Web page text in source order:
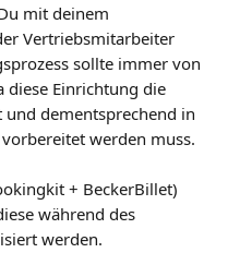
mit deinem
Vertriebsmitarbeiter
sollte immer von
diese Einrichtung die
dementsprechend in
werden muss.
+ BeckerBillet)
während des
werden.